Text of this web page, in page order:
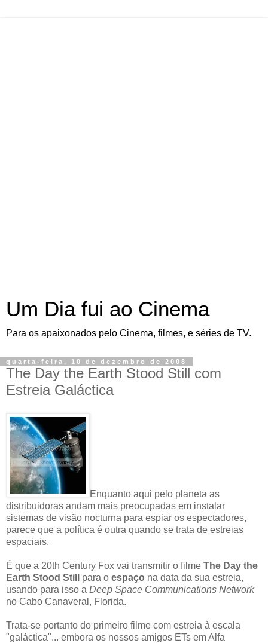
Um Dia fui ao Cinema
Para os apaixonados pelo Cinema, filmes, e séries de TV.
quarta-feira, 10 de dezembro de 2008
The Day the Earth Stood Still com
Estreia Galáctica
Enquanto aqui pelo planeta as
distribuidoras andam mais preocupadas em instalar
sistemas de visão nocturna para espiar os espectadores,
parece que a política é outra quando se trata de estreias
espaciais.
É que a 20th Century Fox vai transmitir o filme The Day the
Earth Stood Still para o espaço na data da sua estreia,
usando para isso a Deep Space Communications Network
no Cabo Canaveral, Florida.
Trata-se portanto do primeiro filme com estreia à escala
"galáctica"... embora os nossos amigos ETs em Alfa